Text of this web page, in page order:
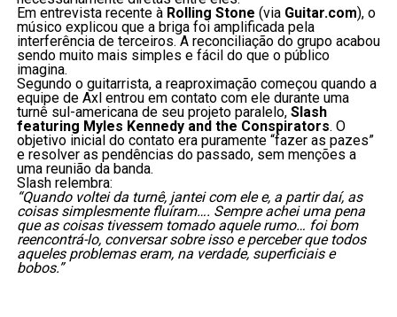
Em entrevista recente à Rolling Stone (via Guitar.com), o
músico explicou que a briga foi amplificada pela
interferência de terceiros. A reconciliação do grupo acabou
sendo muito mais simples e fácil do que o público
imagina.
Segundo o guitarrista, a reaproximação começou quando a
equipe de Axl entrou em contato com ele durante uma
turnê sul-americana de seu projeto paralelo, Slash
featuring Myles Kennedy and the Conspirators. O
objetivo inicial do contato era puramente “fazer as pazes”
e resolver as pendências do passado, sem menções a
uma reunião da banda.
Slash relembra:
“Quando voltei da turnê, jantei com ele e, a partir daí, as
coisas simplesmente fluíram…. Sempre achei uma pena
que as coisas tivessem tomado aquele rumo… foi bom
reencontrá-lo, conversar sobre isso e perceber que todos
aqueles problemas eram, na verdade, superficiais e
bobos.”